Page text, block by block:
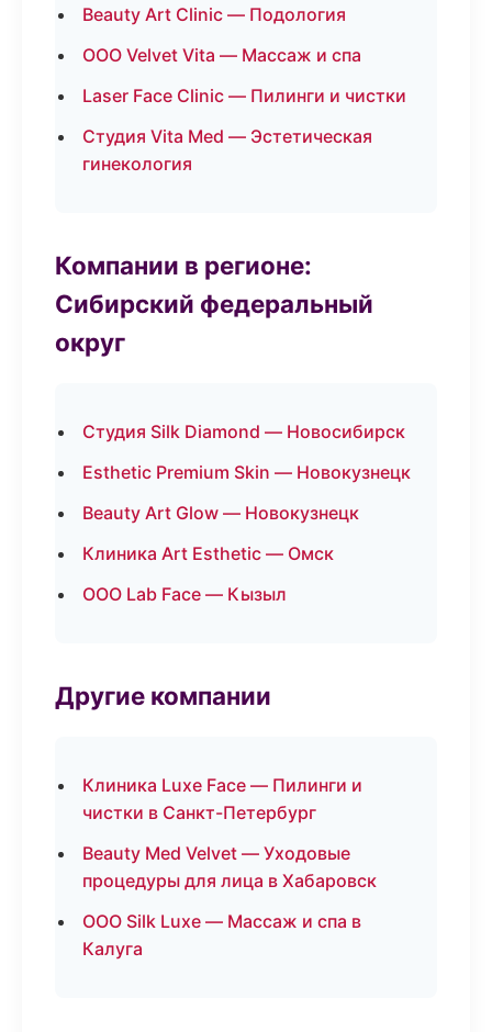
Beauty Art Clinic — Подология
ООО Velvet Vita — Массаж и спа
Laser Face Clinic — Пилинги и чистки
Студия Vita Med — Эстетическая
гинекология
Компании в регионе:
Сибирский федеральный
округ
Студия Silk Diamond — Новосибирск
Esthetic Premium Skin — Новокузнецк
Beauty Art Glow — Новокузнецк
Клиника Art Esthetic — Омск
ООО Lab Face — Кызыл
Другие компании
Клиника Luxe Face — Пилинги и
чистки в Санкт-Петербург
Beauty Med Velvet — Уходовые
процедуры для лица в Хабаровск
ООО Silk Luxe — Массаж и спа в
Калуга